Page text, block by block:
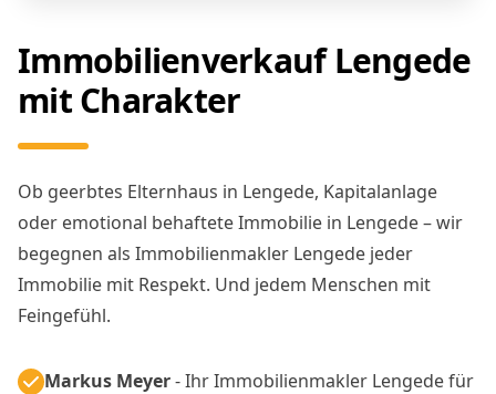
Immobilienverkauf Lengede
mit Charakter
Ob geerbtes Elternhaus in Lengede, Kapitalanlage
oder emotional behaftete Immobilie in Lengede – wir
begegnen als Immobilienmakler Lengede jeder
Immobilie mit Respekt. Und jedem Menschen mit
Feingefühl.
Markus Meyer- Ihr Immobilienmakler Lengede für